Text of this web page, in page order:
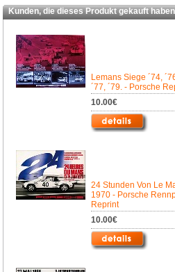
Kunden, die dieses Produkt gekauft
Lemans Siege ´74,
´77, ´79. - Porsche
10.00€
24 Stunden Von Le
1970 - Porsche
Reprint
10.00€